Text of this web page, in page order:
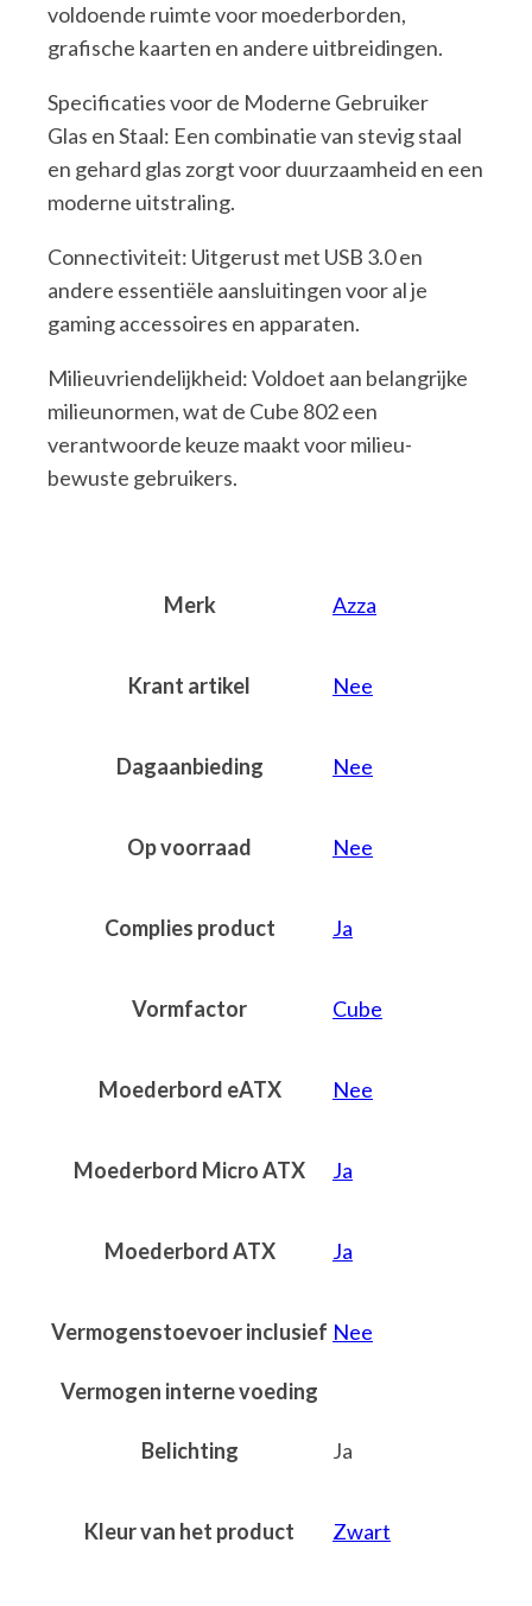
voldoende ruimte voor moederborden,
grafische kaarten en andere uitbreidingen.
Specificaties voor de Moderne Gebruiker
Glas en Staal: Een combinatie van stevig staal
en gehard glas zorgt voor duurzaamheid en een
moderne uitstraling.
Connectiviteit: Uitgerust met USB 3.0 en
andere essentiële aansluitingen voor al je
gaming accessoires en apparaten.
Milieuvriendelijkheid: Voldoet aan belangrijke
milieunormen, wat de Cube 802 een
verantwoorde keuze maakt voor milieu-
bewuste gebruikers.
Merk Azza
Krant artikel Nee
Dagaanbieding Nee
Op voorraad Nee
Complies product Ja
Vormfactor Cube
Moederbord eATX Nee
Moederbord Micro ATX Ja
Moederbord ATX Ja
Vermogenstoevoer inclusief Nee
Vermogen interne voeding
Belichting Ja
Kleur van het product Zwart